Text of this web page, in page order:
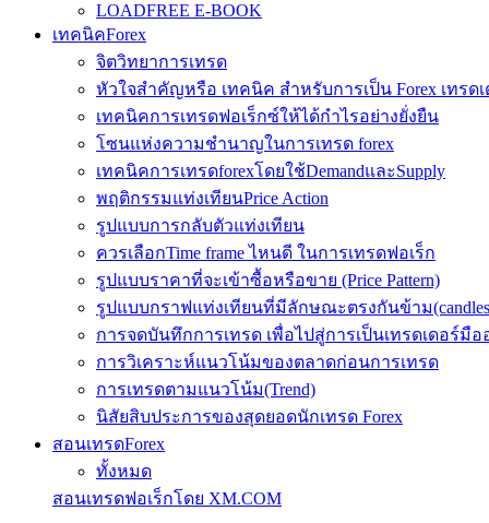
LOADFREE E-BOOK
เทคนิคForex
จิตวิทยาการเทรด
หัวใจสำคัญหรือ เทคนิค สำหรับการเป็น Forex เทรดเ
เทคนิคการเทรดฟอเร็กซ์ให้ได้กำไรอย่างยั่งยืน
โซนแห่งความชำนาญในการเทรด forex
เทคนิคการเทรดforexโดยใช้DemandและSupply
พฤติกรรมแท่งเทียนPrice Action
รูปแบบการกลับตัวแท่งเทียน
ควรเลือกTime frame ไหนดี ในการเทรดฟอเร็ก
รูปแบบราคาที่จะเข้าซื้อหรือขาย (Price Pattern)
รูปแบบกราฟแท่งเทียนที่มีลักษณะตรงกันข้าม
การจดบันทึกการเทรด เพื่อไปสู่การเป็นเทรดเดอร์มื
การวิเคราะห์แนวโน้มของตลาดก่อนการเทรด
การเทรดตามแนวโน้ม(Trend)
นิสัยสิบประการของสุดยอดนักเทรด Forex
สอนเทรดForex
ทั้งหมด
สอนเทรดฟอเร็กโดย XM.COM